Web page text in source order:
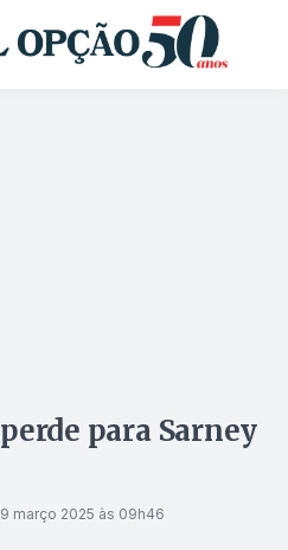
para Sarney
março 2025 às 09h46